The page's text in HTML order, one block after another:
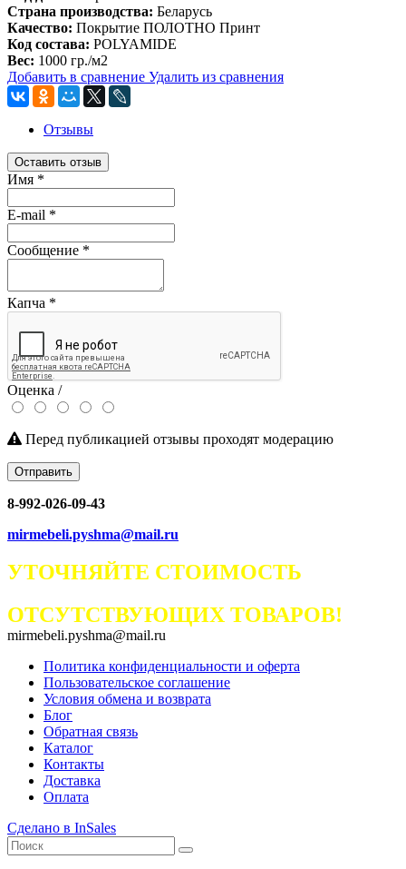
Страна производства: Беларусь
Качество: Покрытие ПОЛОТНО Принт
Код состава: POLYAMIDE
Вес: 1000 гр./м2
Добавить в сравнение Удалить из сравнения
Отзывы
Оставить отзыв
Имя *
E-mail *
Сообщение *
Капча *
Оценка /
Перед публикацией отзывы проходят модерацию
Отправить
8-992-026-09-43
mirmebeli.pyshma@mail.ru
УТОЧНЯЙТЕ СТОИМОСТЬ
ОТСУТСТВУЮЩИХ ТОВАРОВ!
mirmebeli.pyshma@mail.ru
Политика конфиденциальности и оферта
Пользовательское соглашение
Условия обмена и возврата
Блог
Обратная связь
Каталог
Контакты
Доставка
Оплата
Сделано в InSales